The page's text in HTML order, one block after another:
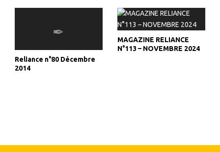
Reliance n°80 Décembre
2014
MAGAZINE RELIANCE
N°113 – NOVEMBRE 2024